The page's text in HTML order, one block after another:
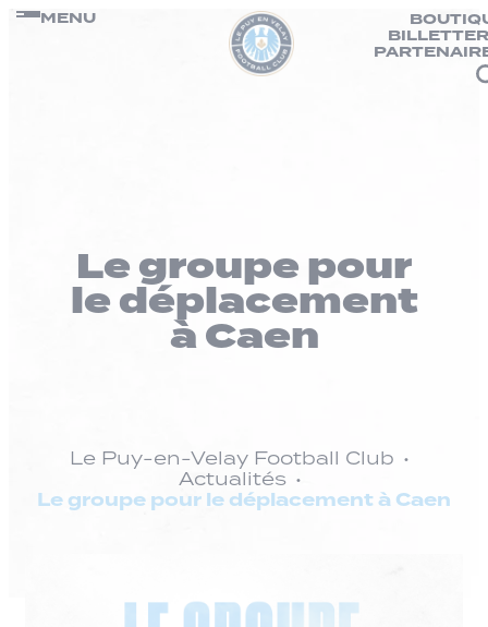
Passer
MENU
Le groupe pour
le déplacement
à Caen
Le Puy-en-Velay Football Club
Actualités
Le groupe pour le déplacement à Caen
Panneau de gestion des cookies